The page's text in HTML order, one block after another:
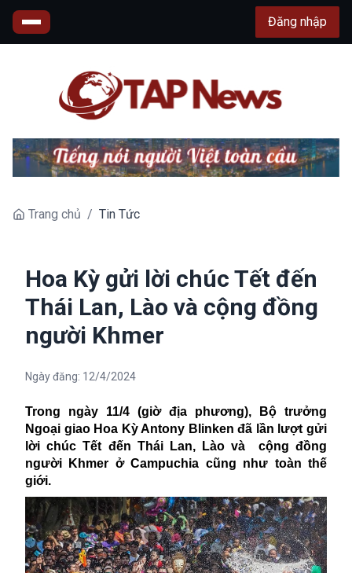
Đăng nhập
Trang chủ / Tin Tức
Hoa Kỳ gửi lời chúc Tết đến
Thái Lan, Lào và cộng đồng
người Khmer
Ngày đăng: 12/4/2024
Trong ngày 11/4 (giờ địa phương), Bộ trưởng
Ngoại giao Hoa Kỳ Antony Blinken đã lần lượt gửi
lời chúc Tết đến Thái Lan, Lào và
cộng đồng
người
Khmer ở Campuchia cũng như toàn thế
giới.